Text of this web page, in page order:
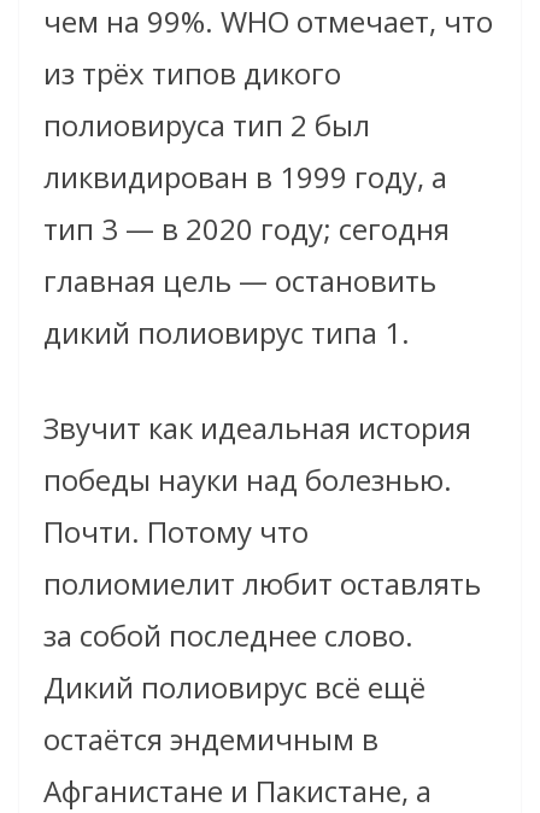
чем на 99%. WHO отмечает, что
из трёх типов дикого
полиовируса тип 2 был
ликвидирован в 1999 году, а
тип 3 — в 2020 году; сегодня
главная цель — остановить
дикий полиовирус типа 1.
Звучит как идеальная история
победы науки над болезнью.
Почти. Потому что
полиомиелит любит оставлять
за собой последнее слово.
Дикий полиовирус всё ещё
остаётся эндемичным в
Афганистане и Пакистане, а